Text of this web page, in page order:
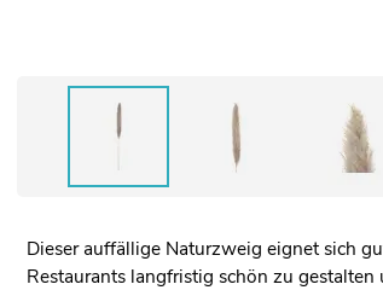
Dieser auffällige Naturzweig eignet sich
Restaurants langfristig schön zu